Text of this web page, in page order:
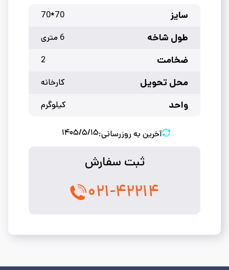
سایز 70*70
طول شاخه 6 متری
ضخامت 2
محل تحویل کارخانه
واحد کیلوگرم
آخرین به روزرسانی:۱۴۰۵/۵/۱۵
ثبت سفارش
۰۲۱-۴۲۲۱۴